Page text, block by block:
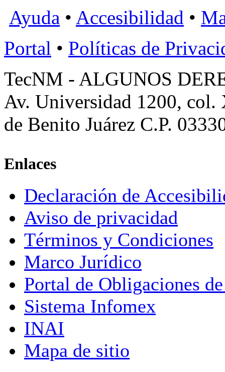
Ayuda • Accesibilidad •
Portal • Políticas de
TecNM - ALGUNOS
Av. Universidad 1200,
de Benito Juárez C.P.
Enlaces
Declaración de
Aviso de privacidad
Términos y Condiciones
Marco Jurídico
Portal de Obligaciones
Sistema Infomex
INAI
Mapa de sitio